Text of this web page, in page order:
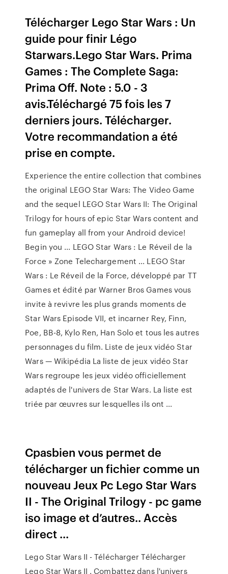
Télécharger Lego Star Wars : Un
guide pour finir Légo
Starwars.Lego Star Wars. Prima
Games : The Complete Saga:
Prima Off. Note : 5.0 - 3
avis.Téléchargé 75 fois les 7
derniers jours. Télécharger.
Votre recommandation a été
prise en compte.
Experience the entire collection that combines
the original LEGO Star Wars: The Video Game
and the sequel LEGO Star Wars II: The Original
Trilogy for hours of epic Star Wars content and
fun gameplay all from your Android device!
Begin you ... LEGO Star Wars : Le Réveil de la
Force » Zone Telechargement ... LEGO Star
Wars : Le Réveil de la Force, développé par TT
Games et édité par Warner Bros Games vous
invite à revivre les plus grands moments de
Star Wars Episode VII, et incarner Rey, Finn,
Poe, BB-8, Kylo Ren, Han Solo et tous les autres
personnages du film. Liste de jeux vidéo Star
Wars — Wikipédia La liste de jeux vidéo Star
Wars regroupe les jeux vidéo officiellement
adaptés de l'univers de Star Wars. La liste est
triée par œuvres sur lesquelles ils ont ...
Cpasbien vous permet de
télécharger un fichier comme un
nouveau Jeux Pc Lego Star Wars
II - The Original Trilogy - pc game
iso image et d’autres.. Accès
direct ...
Lego Star Wars II - Télécharger Télécharger
Lego Star Wars II . Combattez dans l'univers